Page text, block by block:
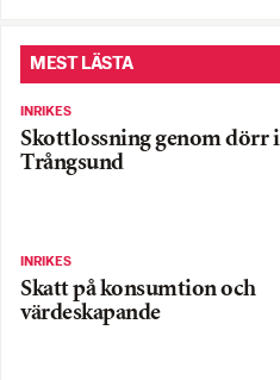
MEST LÄSTA
INRIKES
Skottlossning genom dörr i
Trångsund
INRIKES
Skatt på konsumtion och
värdeskapande